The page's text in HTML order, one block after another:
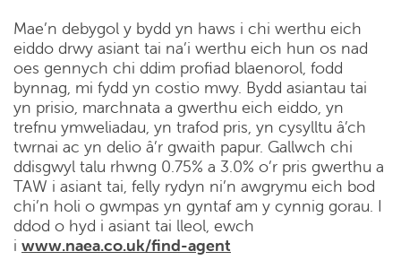
Mae’n debygol y bydd yn haws i chi werthu eich
eiddo drwy asiant tai na’i werthu eich hun os nad
oes gennych chi ddim profiad blaenorol, fodd
bynnag, mi fydd yn costio mwy. Bydd asiantau tai
yn prisio, marchnata a gwerthu eich eiddo, yn
trefnu ymweliadau, yn trafod pris, yn cysylltu â’ch
twrnai ac yn delio â’r gwaith papur. Gallwch chi
ddisgwyl talu rhwng 0.75% a 3.0% o’r pris gwerthu a
TAW i asiant tai, felly rydyn ni’n awgrymu eich bod
chi’n holi o gwmpas yn gyntaf am y cynnig gorau. I
ddod o hyd i asiant tai lleol, ewch
i www.naea.co.uk/find-agent